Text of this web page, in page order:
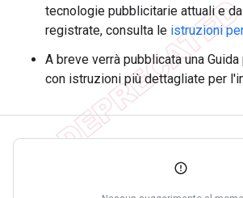
tecnologie pubblicitarie attuali e
registrate, consulta le istruzioni
A breve verrà pubblicata una
con istruzioni più dettagliate per